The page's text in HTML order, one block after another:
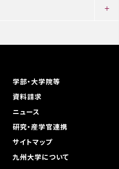
学部・大学院等
資料請求
ニュース
研究・産学官連携
サイトマップ
九州大学について